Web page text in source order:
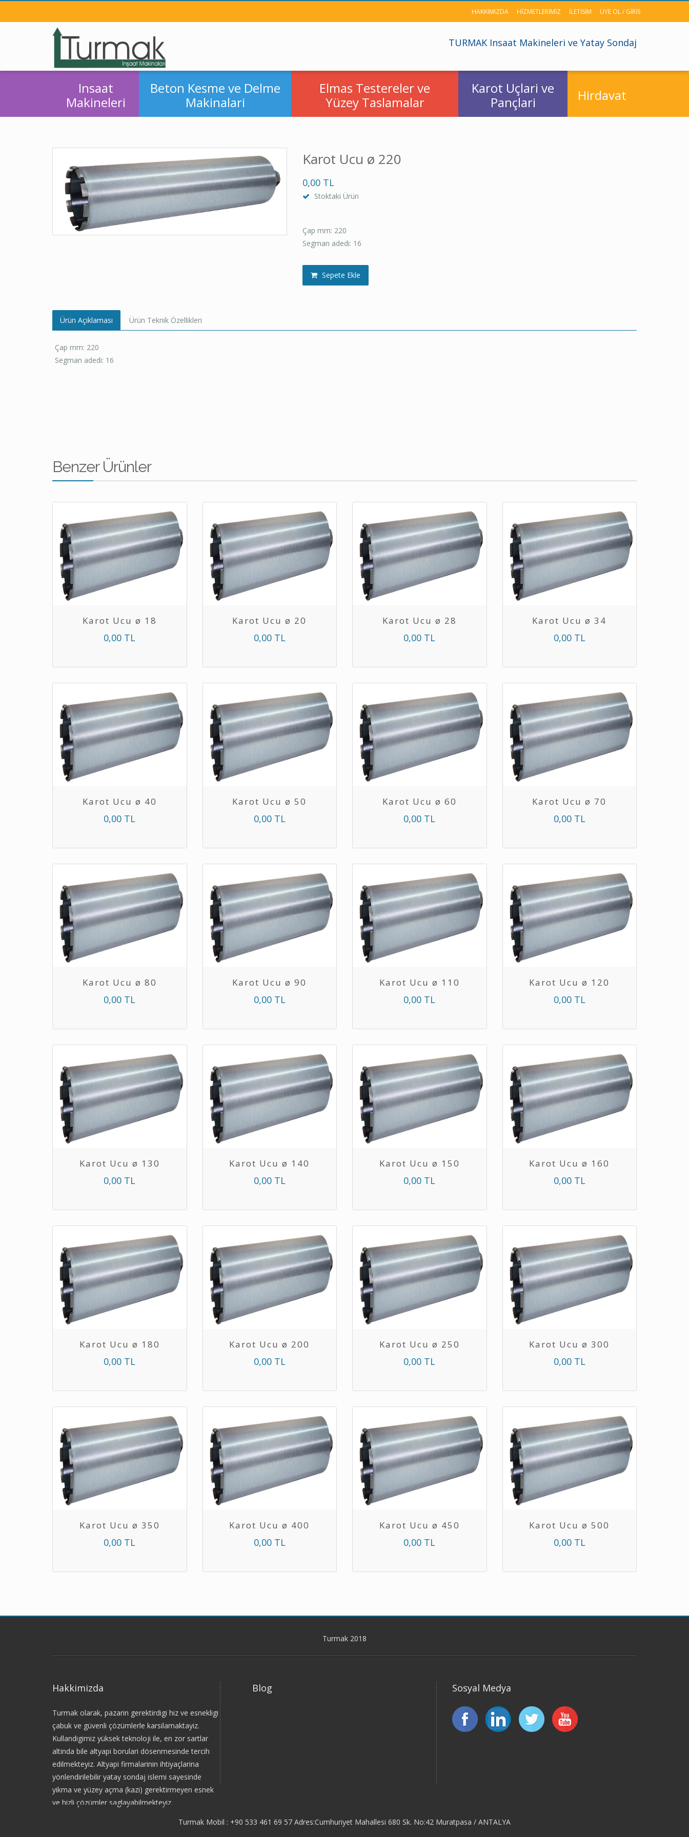
HAKKIMIZDA HIZMETLERIMIZ ILETISIM ÜYE OL / GIRIS
TURMAK Insaat Makineleri ve Yatay Sondaj
Insaat
Makineleri
Beton Kesme ve Delme
Makinalari
Elmas Testereler ve
Yüzey Taslamalar
Karot Uçlari ve
Pançlari
Hirdavat
Karot Ucu ø 220
0,00 TL
Stoktaki Ürün
Çap mm: 220
Segman adedi: 16
Sepete Ekle
Ürün Açıklaması Ürün Teknik Özellikleri
Çap mm: 220
Segman adedi: 16
Benzer Ürünler
Karot Ucu ø 18
0,00 TL
Karot Ucu ø 20
0,00 TL
Karot Ucu ø 28
0,00 TL
Karot Ucu ø 34
0,00 TL
Karot Ucu ø 40
0,00 TL
Karot Ucu ø 50
0,00 TL
Karot Ucu ø 60
0,00 TL
Karot Ucu ø 70
0,00 TL
Karot Ucu ø 80
0,00 TL
Karot Ucu ø 90
0,00 TL
Karot Ucu ø 110
0,00 TL
Karot Ucu ø 120
0,00 TL
Karot Ucu ø 130
0,00 TL
Karot Ucu ø 140
0,00 TL
Karot Ucu ø 150
0,00 TL
Karot Ucu ø 160
0,00 TL
Karot Ucu ø 180
0,00 TL
Karot Ucu ø 200
0,00 TL
Karot Ucu ø 250
0,00 TL
Karot Ucu ø 300
0,00 TL
Karot Ucu ø 350
0,00 TL
Karot Ucu ø 400
0,00 TL
Karot Ucu ø 450
0,00 TL
Karot Ucu ø 500
0,00 TL
Turmak 2018
Hakkimizda
Turmak olarak, pazarin gerektirdigi hiz ve esnekligi
çabuk ve güvenli çözümlerle karsilamaktayiz.
Kullandigimiz yüksek teknoloji ile, en zor sartlar
altinda bile altyapi borulari dösenmesinde tercih
edilmekteyiz. Altyapi firmalarinin ihtiyaçlarina
yönlendirilebilir yatay sondaj islemi sayesinde
yikma ve yüzey açma (kazi) gerektirmeyen esnek
ve hizli çözümler saglayabilmekteyiz.
Blog Sosyal Medya
Turmak Mobil : +90 533 461 69 57 Adres:Cumhuriyet Mahallesi 680 Sk. No:42 Muratpasa / ANTALYA